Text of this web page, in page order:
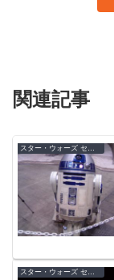
関連記事
スター・ウォーズ セレブレーション・ジャパン（2008）